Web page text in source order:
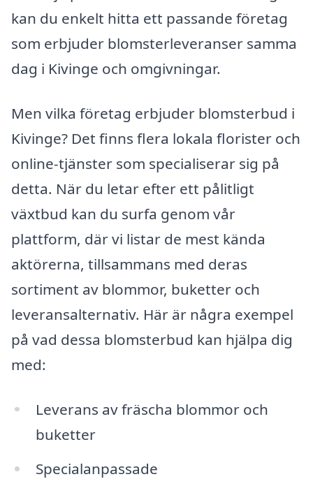
kan du enkelt hitta ett passande företag
som erbjuder blomsterleveranser samma
dag i Kivinge och omgivningar.
Men vilka företag erbjuder blomsterbud i
Kivinge? Det finns flera lokala florister och
online-tjänster som specialiserar sig på
detta. När du letar efter ett pålitligt
växtbud kan du surfa genom vår
plattform, där vi listar de mest kända
aktörerna, tillsammans med deras
sortiment av blommor, buketter och
leveransalternativ. Här är några exempel
på vad dessa blomsterbud kan hjälpa dig
med:
Leverans av fräscha blommor och
buketter
Specialanpassade